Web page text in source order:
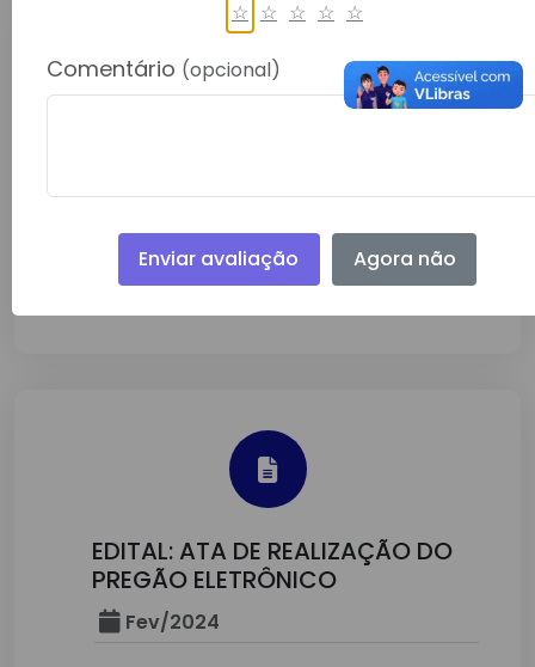
Detalhes
EDITAL: ATA DE REALIZAÇÃO DO
PREGÃO ELETRÔNICO
Fev/2024
☆ ☆ ☆ ☆ ☆
Comentário (opcional)
Enviar avaliação Agora não